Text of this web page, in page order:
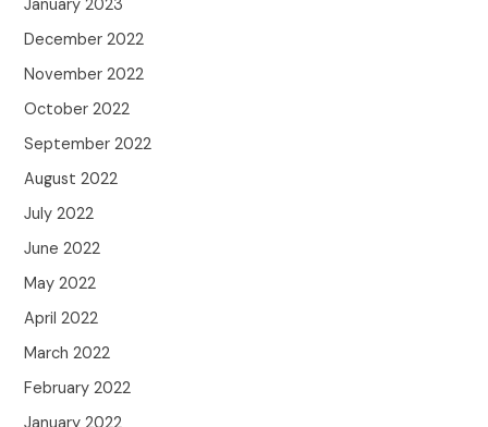
January 2023
December 2022
November 2022
October 2022
September 2022
August 2022
July 2022
June 2022
May 2022
April 2022
March 2022
February 2022
January 2022